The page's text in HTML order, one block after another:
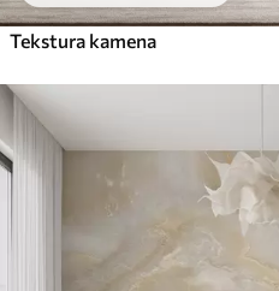
Tekstura kamena